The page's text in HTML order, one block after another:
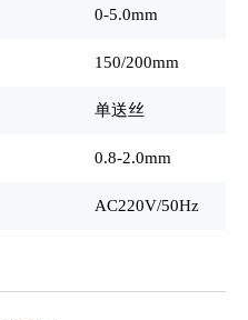
0-5.0mm
150/200mm
单送丝
0.8-2.0mm
AC220V/50Hz